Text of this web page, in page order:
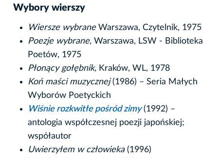
Wybory wierszy
Wiersze wybrane Warszawa, Czytelnik, 1975
Poezje wybrane, Warszawa, LSW - Biblioteka
Poetów, 1975
Płonący gołębnik, Kraków, WL, 1978
Koń maści muzycznej(1986) – Seria Małych
Wyborów Poetyckich
Wiśnie rozkwitłe pośród zimy(1992) –
antologia współczesnej poezji japońskiej;
współautor
Uwierzyłem w człowieka (1996)